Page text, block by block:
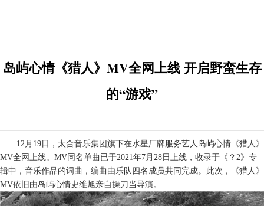
岛屿心情《猎人》MV全网上线 开启野蛮生存
的“游戏”
12月19日，太合音乐集团旗下在水星厂牌服务艺人岛屿心情《猎人》
MV全网上线。 MV同名单曲已于2021年7月28日上线，收录于《？2》专
辑中 ，音乐作品的词曲 ， 编曲由乐队四名成员共同完成。 此次，《猎人》
MV依旧由岛屿心情史维旭亲自操刀 当导演。